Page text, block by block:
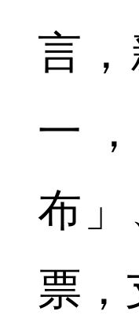
言
一
布
票，